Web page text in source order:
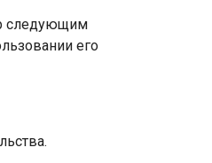
следующим
его